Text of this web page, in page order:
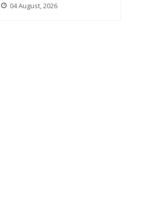
04 August, 2026